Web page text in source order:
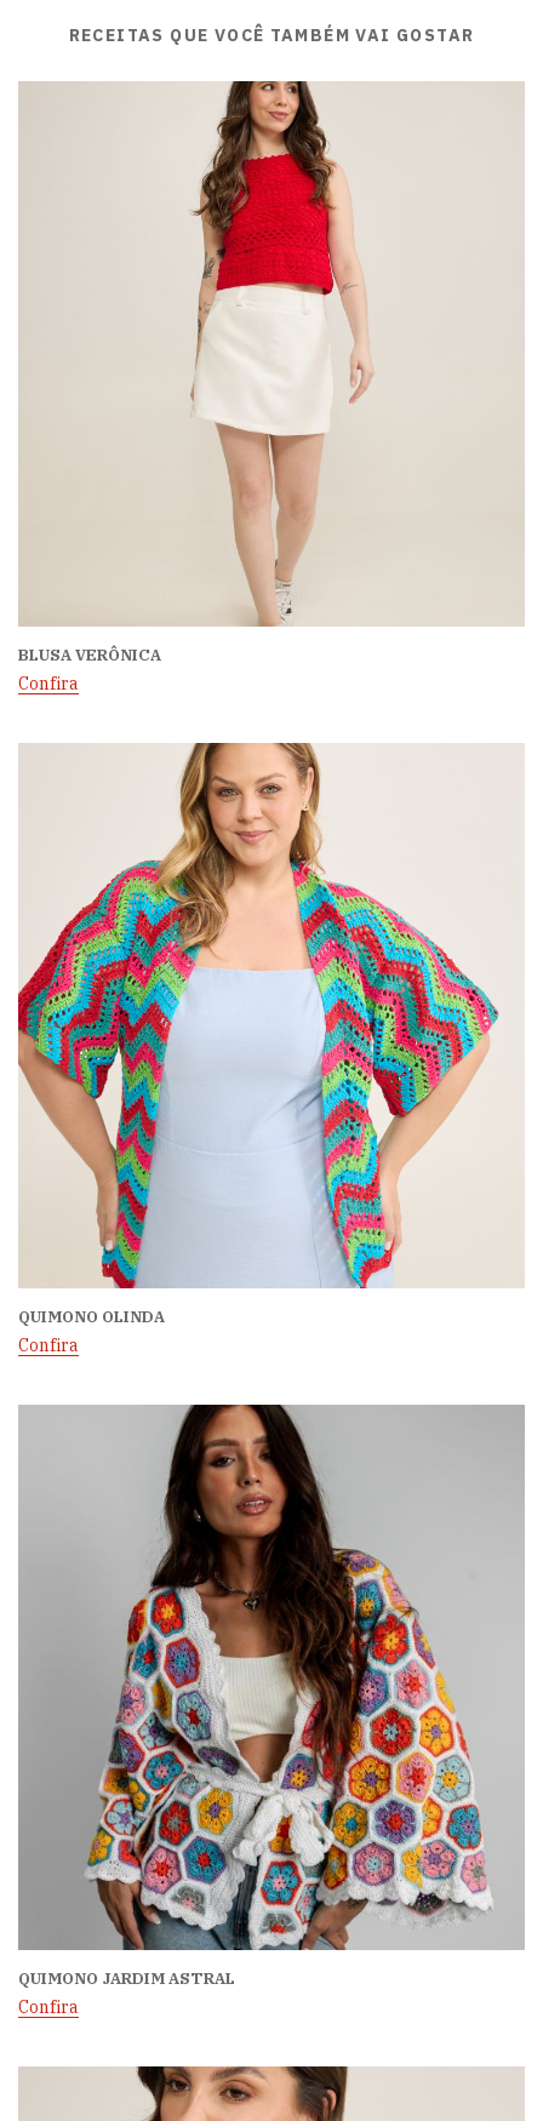
RECEITAS QUE VOCÊ TAMBÉM VAI GOSTAR
BLUSA VERÔNICA
Confira
QUIMONO OLINDA
Confira
QUIMONO JARDIM ASTRAL
Confira